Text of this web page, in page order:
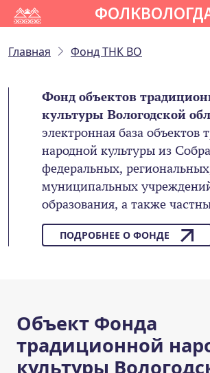
Главная Фонд ТНК ВО
Фонд объектов
культуры Вологодской
электронная база объектов
народной культуры из
федеральных,
муниципальных
образования, а также
ПОДРОБНЕЕ О ФОНДЕ
Объект Фонда
традиционной
культуры